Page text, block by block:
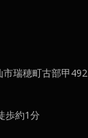
瑞穂町古部甲492
歩約1分